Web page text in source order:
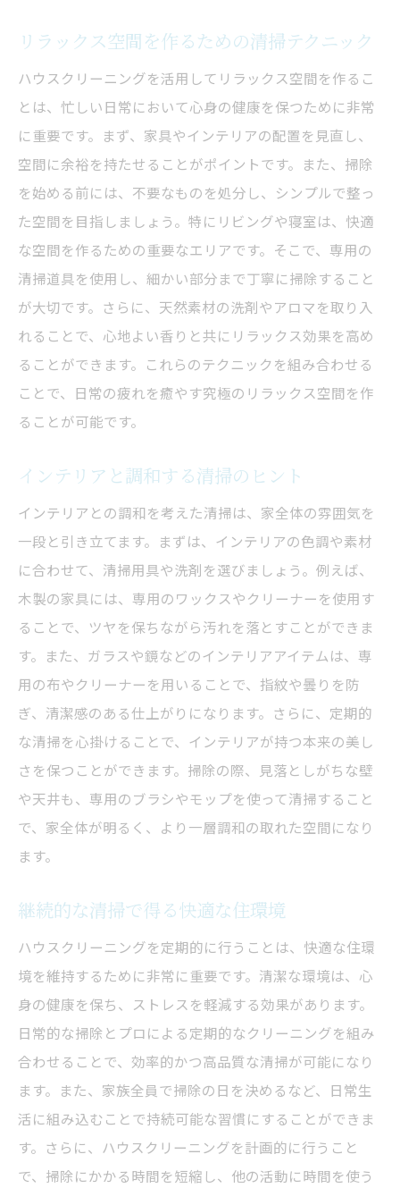
リラックス空間を作るための清掃テクニック
ハウスクリーニングを活用してリラックス空間を作るこ
とは、忙しい日常において心身の健康を保つために非常
に重要です。まず、家具やインテリアの配置を見直し、
空間に余裕を持たせることがポイントです。また、掃除
を始める前には、不要なものを処分し、シンプルで整っ
た空間を目指しましょう。特にリビングや寝室は、快適
な空間を作るための重要なエリアです。そこで、専用の
清掃道具を使用し、細かい部分まで丁寧に掃除すること
が大切です。さらに、天然素材の洗剤やアロマを取り入
れることで、心地よい香りと共にリラックス効果を高め
ることができます。これらのテクニックを組み合わせる
ことで、日常の疲れを癒やす究極のリラックス空間を作
ることが可能です。
インテリアと調和する清掃のヒント
インテリアとの調和を考えた清掃は、家全体の雰囲気を
一段と引き立てます。まずは、インテリアの色調や素材
に合わせて、清掃用具や洗剤を選びましょう。例えば、
木製の家具には、専用のワックスやクリーナーを使用す
ることで、ツヤを保ちながら汚れを落とすことができま
す。また、ガラスや鏡などのインテリアアイテムは、専
用の布やクリーナーを用いることで、指紋や曇りを防
ぎ、清潔感のある仕上がりになります。さらに、定期的
な清掃を心掛けることで、インテリアが持つ本来の美し
さを保つことができます。掃除の際、見落としがちな壁
や天井も、専用のブラシやモップを使って清掃すること
で、家全体が明るく、より一層調和の取れた空間になり
ます。
継続的な清掃で得る快適な住環境
ハウスクリーニングを定期的に行うことは、快適な住環
境を維持するために非常に重要です。清潔な環境は、心
身の健康を保ち、ストレスを軽減する効果があります。
日常的な掃除とプロによる定期的なクリーニングを組み
合わせることで、効率的かつ高品質な清掃が可能になり
ます。また、家族全員で掃除の日を決めるなど、日常生
活に組み込むことで持続可能な習慣にすることができま
す。さらに、ハウスクリーニングを計画的に行うこと
で、掃除にかかる時間を短縮し、他の活動に時間を使う